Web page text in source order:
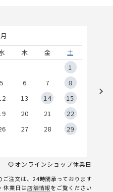
木 金
土
1
5 6 7
8
13 14
15
20 21
22
27 28
29
オンラインショップ休業日
注文は、24時間承っております
休業日は店舗情報をご覧ください